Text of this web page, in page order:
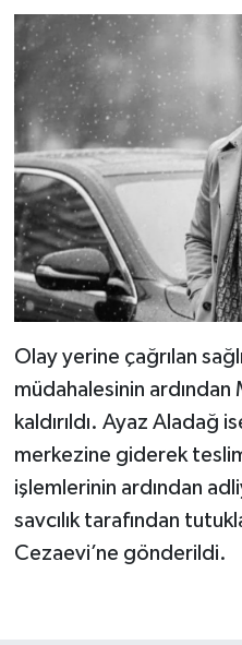
Olay yerine çağrılan
müdahalesinin
kaldırıldı. Ayaz Aladağ
merkezine giderek
işlemlerinin ardından
savcılık tarafından
Cezaevi’ne gönderildi.